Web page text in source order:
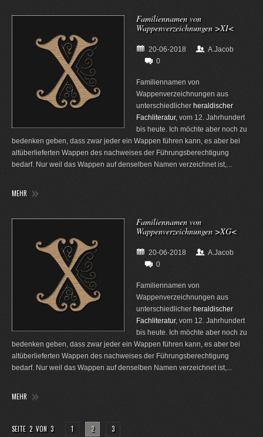
Familiennamen von
Wappenverzeichnungen >XI<
20-06-2018
A.Jacob
0
Familiennamen von
Wappenverzeichnungen aus
unterschiedlicher heraldischer
Fachliteratur, vom 12. Jahrhundert
bis heute. Ich möchte aber noch zu
bedenken geben, dass zwar jeder ein Wappen führen kann, es aber bei
altüberlieferten Wappen des nachweises der Führungsberechtigung
bedarf. Nur weil das Wappen auf denselben Namen verzeichnet ist,...
MEHR
Familiennamen von
Wappenverzeichnungen >XG<
20-06-2018
A.Jacob
0
Familiennamen von
Wappenverzeichnungen aus
unterschiedlicher heraldischer
Fachliteratur, vom 12. Jahrhundert
bis heute. Ich möchte aber noch zu
bedenken geben, dass zwar jeder ein Wappen führen kann, es aber bei
altüberlieferten Wappen des nachweises der Führungsberechtigung
bedarf. Nur weil das Wappen auf denselben Namen verzeichnet ist,...
MEHR
SEITE 2 VON 3 1 2 3